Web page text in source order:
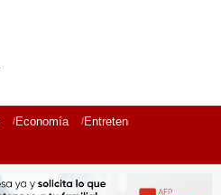
Economía Entretenimiento